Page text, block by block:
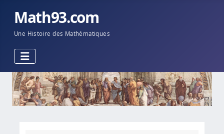
Math93.com
Une Histoire des Mathématiques